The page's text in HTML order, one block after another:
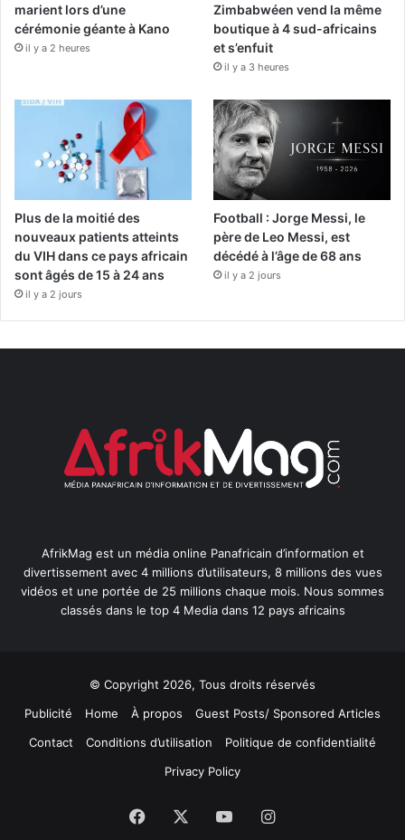
marient lors d’une
cérémonie géante à Kano
il y a 2 heures
Zimbabwéen vend la même
boutique à 4 sud-africains
et s’enfuit
il y a 3 heures
Plus de la moitié des
nouveaux patients atteints
du VIH dans ce pays africain
sont âgés de 15 à 24 ans
il y a 2 jours
Football : Jorge Messi, le
père de Leo Messi, est
décédé à l’âge de 68 ans
il y a 2 jours
AfrikMag est un média online Panafricain d’information et
divertissement avec 4 millions d’utilisateurs, 8 millions des vues
vidéos et une portée de 25 millions chaque mois. Nous sommes
classés dans le top 4 Media dans 12 pays africains
© Copyright 2026, Tous droits réservés
Publicité
Home À propos
Guest Posts/ Sponsored Articles
Contact
Conditions d’utilisation
Politique de confidentialité
Privacy Policy
Facebook YouTubeInstagram